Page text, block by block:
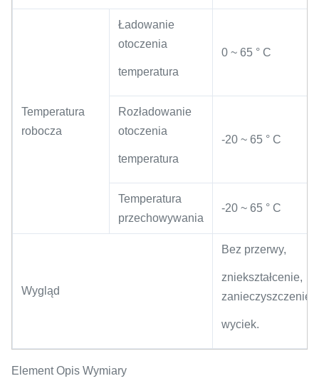
Temperatura
robocza
Ładowanie
otoczenia
temperatura
0 ~ 65 ° C
Rozładowanie
otoczenia
temperatura
-20 ~ 65 ° C
Temperatura
przechowywania
-20 ~ 65 ° C
Wygląd
Bez przerwy,
zniekształcenie,
zanieczyszczenie,
wyciek.
Element Opis Wymiary